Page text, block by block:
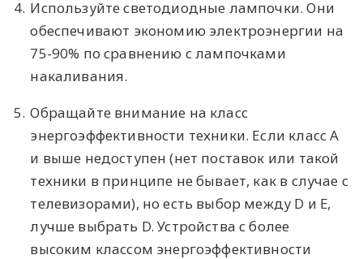
4. Используйте светодиодные лампочки. Они
обеспечивают экономию электроэнергии на
75-90% по сравнению с лампочками
накаливания.
5. Обращайте внимание на класс
энергоэффективности техники. Если класс А
и выше недоступен (нет поставок или такой
техники в принципе не бывает, как в случае с
телевизорами), но есть выбор между D и E,
лучше выбрать D. Устройства с более
высоким классом энергоэффективности